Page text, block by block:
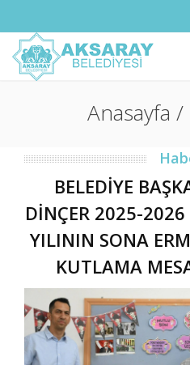
Anasayfa
BELEDİYE
DİNÇER 2025-
YILININ SONA
KUTLAMA